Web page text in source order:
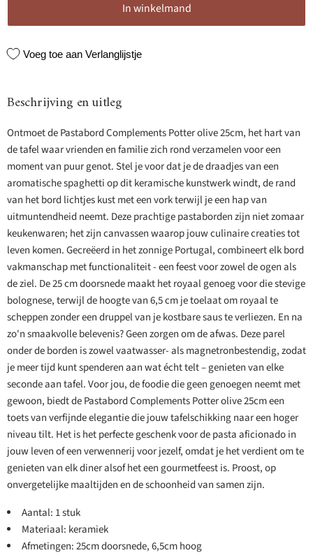
In winkelmand
Voeg toe aan Verlanglijstje
Beschrijving en uitleg
Ontmoet de Pastabord Complements Potter olive 25cm, het hart van
de tafel waar vrienden en familie zich rond verzamelen voor een
moment van puur genot. Stel je voor dat je de draadjes van een
aromatische spaghetti op dit keramische kunstwerk windt, de rand
van het bord lichtjes kust met een vork terwijl je een hap van
uitmuntendheid neemt. Deze prachtige pastaborden zijn niet zomaar
keukenwaren; het zijn canvassen waarop jouw culinaire creaties tot
leven komen. Gecreëerd in het zonnige Portugal, combineert elk bord
vakmanschap met functionaliteit - een feest voor zowel de ogen als
de ziel. De 25 cm doorsnede maakt het royaal genoeg voor die stevige
bolognese, terwijl de hoogte van 6,5 cm je toelaat om royaal te
scheppen zonder een druppel van je kostbare saus te verliezen. En na
zo'n smaakvolle belevenis? Geen zorgen om de afwas. Deze parel
onder de borden is zowel vaatwasser- als magnetronbestendig, zodat
je meer tijd kunt spenderen aan wat écht telt – genieten van elke
seconde aan tafel. Voor jou, de foodie die geen genoegen neemt met
gewoon, biedt de Pastabord Complements Potter olive 25cm een
toets van verfijnde elegantie die jouw tafelschikking naar een hoger
niveau tilt. Het is het perfecte geschenk voor de pasta aficionado in
jouw leven of een verwennerij voor jezelf, omdat je het verdient om te
genieten van elk diner alsof het een gourmetfeest is. Proost, op
onvergetelijke maaltijden en de schoonheid van samen zijn.
Aantal: 1 stuk
Materiaal: keramiek
Afmetingen: 25cm doorsnede, 6,5cm hoog